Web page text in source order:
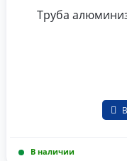
Труба
В наличии